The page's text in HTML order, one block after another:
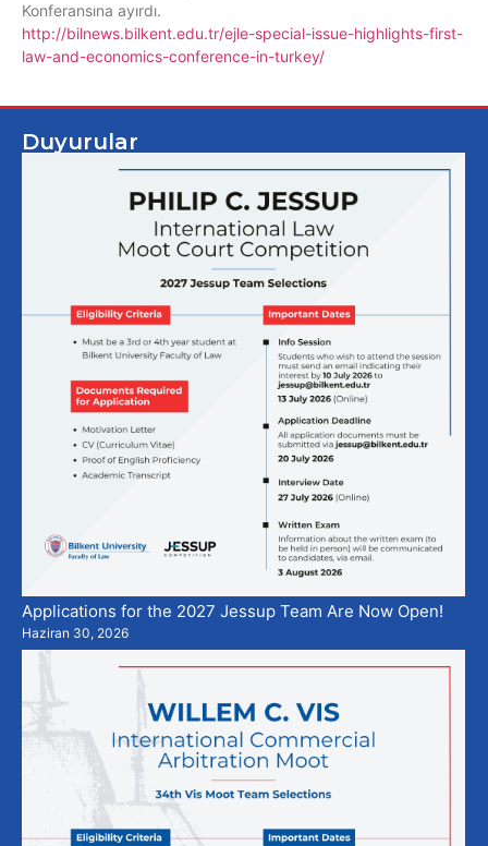
Konferansına ayırdı.
http://bilnews.bilkent.edu.tr/ejle-special-issue-highlights-first-
law-and-economics-conference-in-turkey/
Duyurular
Applications for the 2027 Jessup Team Are Now Open!
Haziran 30, 2026